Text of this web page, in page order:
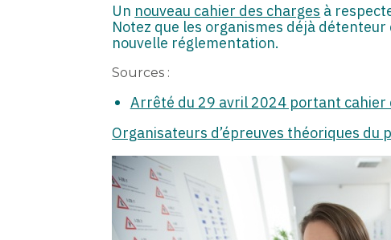
Un nouveau cahier des charges à
Notez que les organismes déjà
nouvelle réglementation.
Sources :
Arrêté du 29 avril 2024 portant cahier
Organisateurs d’épreuves théoriques du